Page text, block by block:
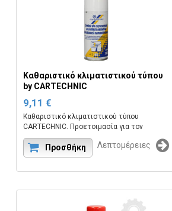
Καθαριστικό κλιματιστικού τύπου
by CARTECHNIC
9,11 €
Καθαριστικό κλιματιστικού τύπου
CARTECHNIC. Προετοιμασία για τον
καθαρισμό και την απολύμανση των
συστημάτων κλιματισμού.
Κωδικός εργοστασίου:CART00225.
Προσθήκη Λεπτομέρειες